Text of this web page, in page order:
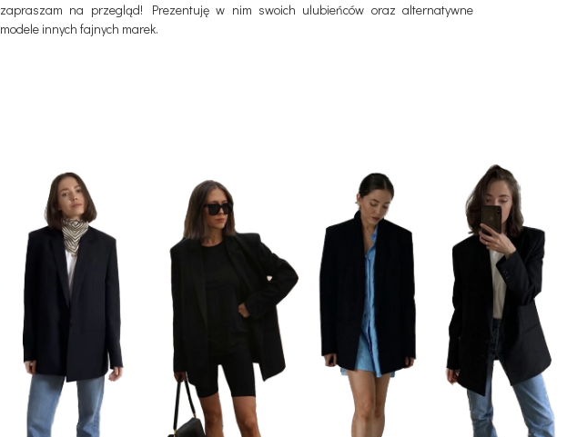
zapraszam na przegląd! Prezentuję w nim swoich ulubieńców oraz alternatywne
modele innych fajnych marek.